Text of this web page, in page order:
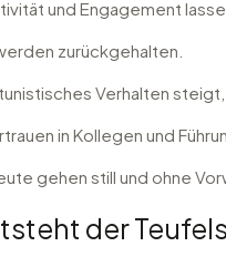
und Engagement
zurückgehalten.
Verhalten
in Kollegen und
gehen still und ohne
der